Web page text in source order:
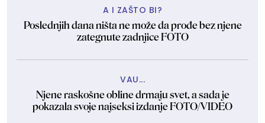
A I ZAŠTO BI?
Poslednjih dana ništa ne može da prođe bez njene
zategnute zadnjice FOTO
VAU...
Njene raskošne obline drmaju svet, a sada je
pokazala svoje najseksi izdanje FOTO/VIDEO